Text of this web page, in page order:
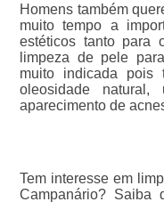
Homens também
muito tempo a
estéticos tanto para
limpeza de pele
muito indicada
oleosidade
aparecimento de
Tem interesse em
Campanário? Saiba